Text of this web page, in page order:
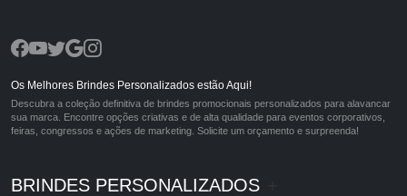
Os Melhores Brindes Personalizados estão Aqui!
Descubra a coleção definitiva de brindes promocionais personalizados para alavancar
sua marca. Encontre opções criativas e de alta qualidade para eventos corporativos,
feiras, congressos e ações de marketing. Solicite um orçamento e surpreenda!
BRINDES PERSONALIZADOS